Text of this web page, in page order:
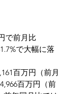
で前月比
で大幅に落
百万円（前月
百万円（前